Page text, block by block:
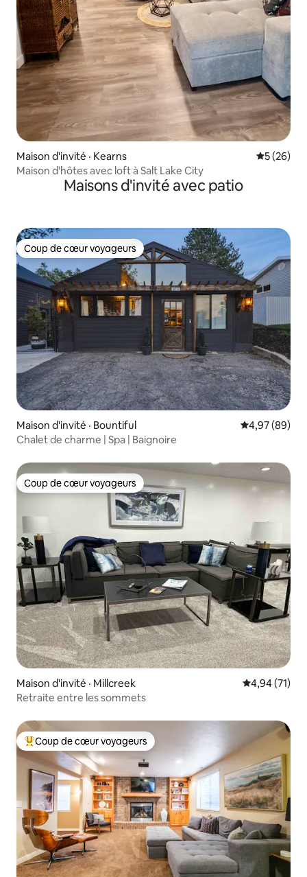
Maison d'invité · Kearns Note
5 (26)
Maison d'hôtes avec loft à Salt Lake City
Maisons d'invité avec patio
Coup de cœur voyageurs
Coup de cœur voyageurs
Maison d'invité · Bountiful Note
4,97 (89)
Chalet de charme | Spa | Baignoire
Coup de cœur voyageurs
Coup de cœur voyageurs
Maison d'invité · Millcreek Note
4,94 (71)
Retraite entre les sommets
Coup de cœur voyageurs parmi les plus aimés
Coup de cœur voyageurs